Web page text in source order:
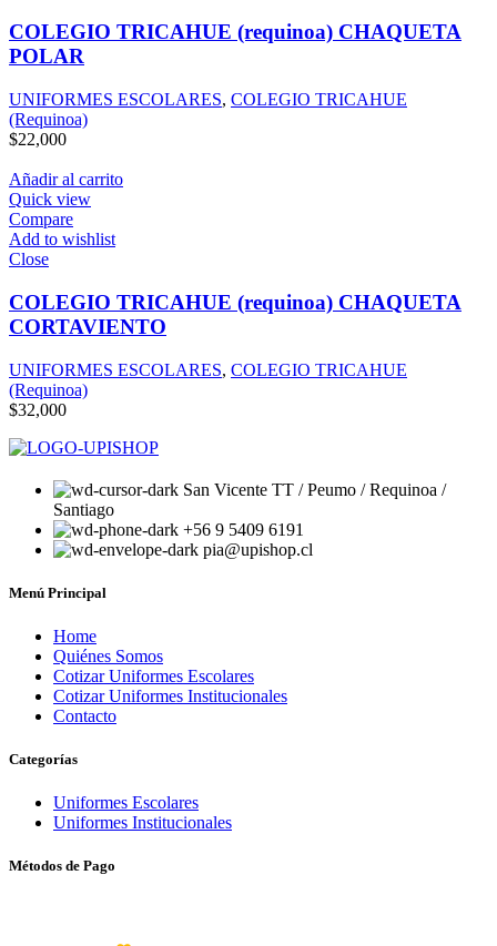
COLEGIO TRICAHUE (requinoa) CHAQUETA
POLAR
UNIFORMES ESCOLARES, COLEGIO TRICAHUE
(Requinoa)
$22,000
Añadir al carrito
Quick view
Compare
Add to wishlist
Close
COLEGIO TRICAHUE (requinoa) CHAQUETA
CORTAVIENTO
UNIFORMES ESCOLARES, COLEGIO TRICAHUE
(Requinoa)
$32,000
San Vicente TT / Peumo / Requinoa /
Santiago
+56 9 5409 6191
pia@upishop.cl
Menú Principal
Home
Quiénes Somos
Cotizar Uniformes Escolares
Cotizar Uniformes Institucionales
Contacto
Categorías
Uniformes Escolares
Uniformes Institucionales
Métodos de Pago